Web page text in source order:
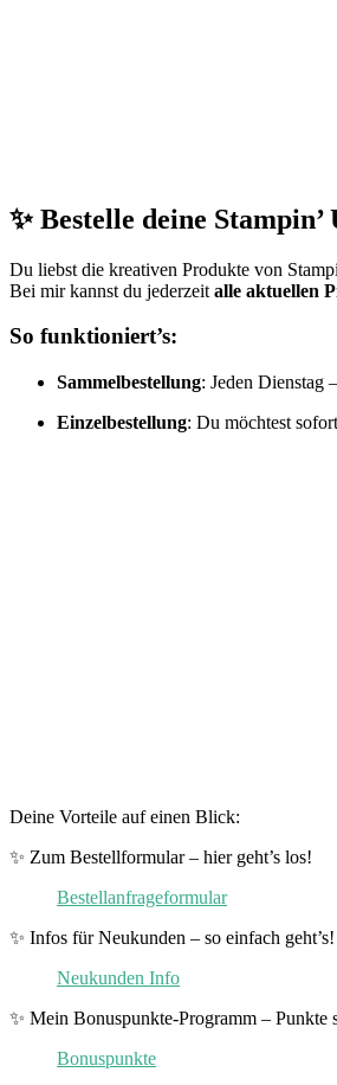
✨ Bestelle deine
Du liebst die kreativen Produkte von
Bei mir kannst du jederzeit alle aktuellen
So funktioniert’s:
Sammelbestellung: Jeden Dienstag
Einzelbestellung: Du möchtest
Deine Vorteile auf einen Blick:
✨ Zum Bestellformular – hier geht’s los!
Bestellanfrageformular
✨ Infos für Neukunden – so einfach geht’s!
Neukunden Info
✨ Mein Bonuspunkte-Programm – Punkte
Bonuspunkte